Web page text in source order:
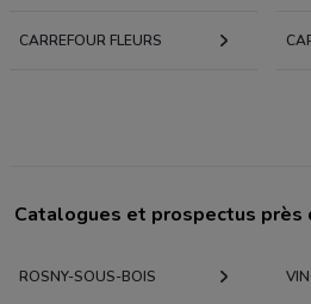
CARREFOUR FLEURS
Catalogues et prospectus près
ROSNY-SOUS-BOIS